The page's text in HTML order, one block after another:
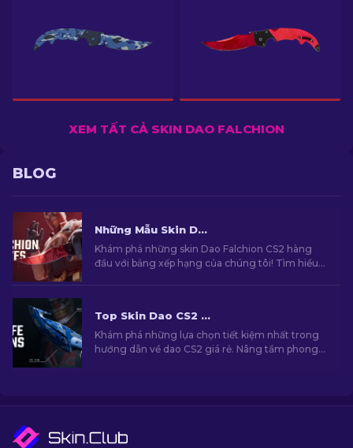
XEM TẤT CẢ SKIN DAO FALCHION
BLOG
Những Mẫu Skin Dao Falchion Tốt Nhất Trong CS2
Khám phá những skin Dao Falchion CS2 hàng
đầu với bảng xếp hạng của chúng tôi! Tìm hiểu
Top Skin Dao CS2 Rẻ Nhất [2026]
Khám phá những lựa chọn tiết kiệm nhất trong
hướng dẫn về dao CS2 giá rẻ. Nâng tầm phong